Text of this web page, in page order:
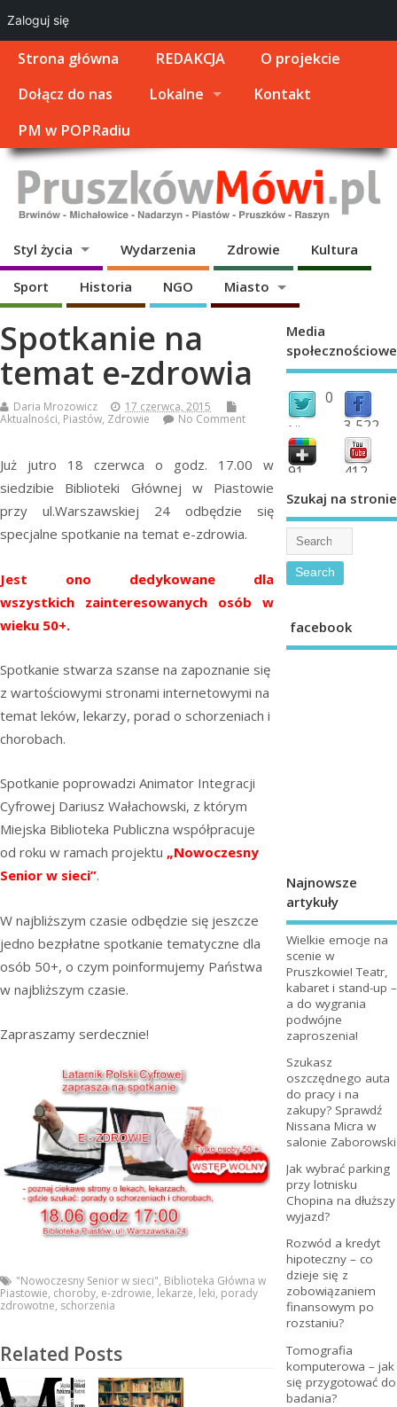
Strona główna REDAKCJA
O projekcie
Dołącz do nas
Lokalne
Kontakt
PM w POPRadiu
Styl życia Wydarzenia Zdrowie Kultura
Sport Historia NGO Miasto
Spotkanie na
temat e-zdrowia
Daria Mrozowicz
17 czerwca, 2015
Aktualności, Piastów, Zdrowie No Comment
Już jutro 18 czerwca o godz. 17.00 w
siedzibie Biblioteki Głównej w Piastowie
przy ul.Warszawskiej 24 odbędzie się
specjalne spotkanie na temat e-zdrowia.
Jest ono dedykowane dla
wszystkich zainteresowanych
osób w
wieku 50+.
Spotkanie stwarza szanse na zapoznanie się
z wartościowymi stronami internetowymi na
temat leków, lekarzy, porad o schorzeniach i
chorobach.
Spotkanie poprowadzi Animator Integracji
Cyfrowej Dariusz Wałachowski, z którym
Miejska Biblioteka Publiczna współpracuje
od roku w ramach projektu „Nowoczesny
Senior w sieci”.
W najbliższym czasie odbędzie się jeszcze
jedno bezpłatne spotkanie tematyczne dla
osób 50+, o czym poinformujemy Państwa
w najbliższym czasie.
Zapraszamy serdecznie!
"Nowoczesny Senior w sieci", Biblioteka Główna w
Piastowie, choroby, e-zdrowie, lekarze, leki, porady
zdrowotne, schorzenia
Related Posts
Media
społecznościowe
0
followers 3,522
fans
91 412
Szukaj na stronie
facebook
Najnowsze
artykuły
Wielkie emocje na
scenie w
Pruszkowie! Teatr,
kabaret i stand-up –
a do wygrania
podwójne
zaproszenia!
Szukasz
oszczędnego auta
do pracy i na
zakupy? Sprawdź
Nissana Micra w
salonie Zaborowski
Jak wybrać parking
przy lotnisku
Chopina na dłuższy
wyjazd?
Rozwód a kredyt
hipoteczny – co
dzieje się z
zobowiązaniem
finansowym po
rozstaniu?
Tomografia
komputerowa – jak
się przygotować do
badania?
Zaloguj się